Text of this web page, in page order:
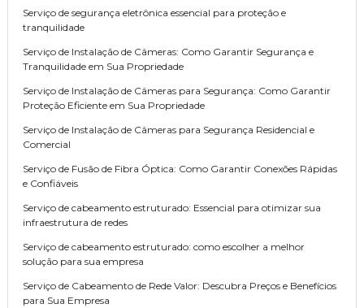
Serviço de segurança eletrônica essencial para proteção e
tranquilidade
Serviço de Instalação de Câmeras: Como Garantir Segurança e
Tranquilidade em Sua Propriedade
Serviço de Instalação de Câmeras para Segurança: Como Garantir
Proteção Eficiente em Sua Propriedade
Serviço de Instalação de Câmeras para Segurança Residencial e
Comercial
Serviço de Fusão de Fibra Óptica: Como Garantir Conexões Rápidas
e Confiáveis
Serviço de cabeamento estruturado: Essencial para otimizar sua
infraestrutura de redes
Serviço de cabeamento estruturado: como escolher a melhor
solução para sua empresa
Serviço de Cabeamento de Rede Valor: Descubra Preços e Benefícios
para Sua Empresa